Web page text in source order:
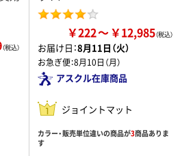
￥222 ￥12,985
お届け日：8月11日（火）
お急ぎ便：8月10日（月）
アスクル在庫商品
ジョイントマット
カラー・販売単位違いの商品が3商品ありま
す